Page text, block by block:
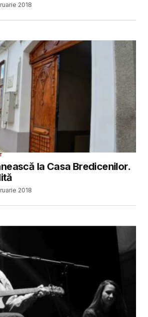
2018
la Casa Bredicenilor.
2018